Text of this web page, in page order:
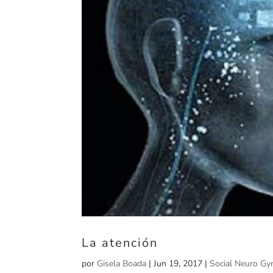
La atención
por Gisela Boada |Jun 19, 2017 | Social Neuro